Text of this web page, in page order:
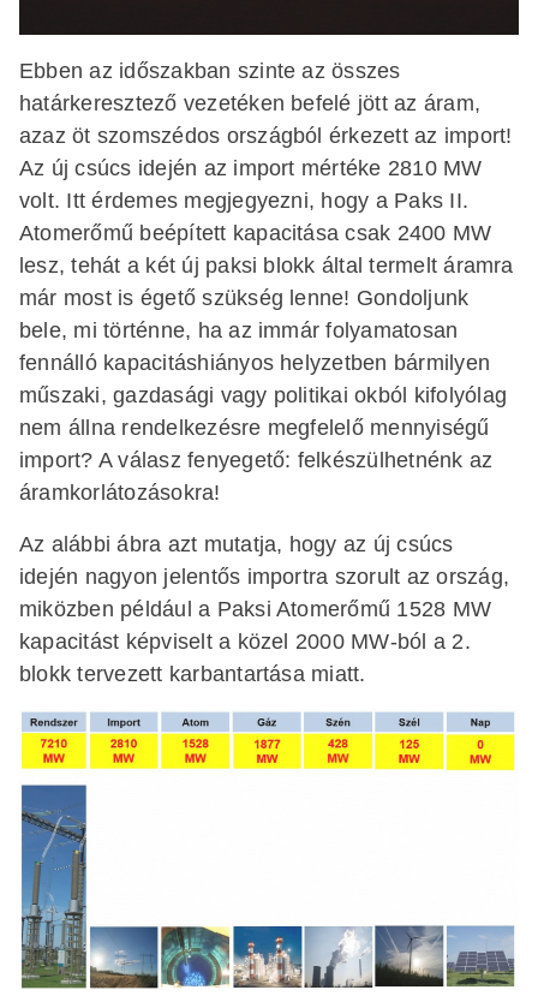
Ebben az időszakban szinte az összes
határkeresztező vezetéken befelé jött az áram,
azaz öt szomszédos országból érkezett az import!
Az új csúcs idején az import mértéke 2810 MW
volt. Itt érdemes megjegyezni, hogy a Paks II.
Atomerőmű beépített kapacitása csak 2400 MW
lesz, tehát a két új paksi blokk által termelt áramra
már most is égető szükség lenne! Gondoljunk
bele, mi történne, ha az immár folyamatosan
fennálló kapacitáshiányos helyzetben bármilyen
műszaki, gazdasági vagy politikai okból kifolyólag
nem állna rendelkezésre megfelelő mennyiségű
import? A válasz fenyegető: felkészülhetnénk az
áramkorlátozásokra!
Az alábbi ábra azt mutatja, hogy az új csúcs
idején nagyon jelentős importra szorult az ország,
miközben például a Paksi Atomerőmű 1528 MW
kapacitást képviselt a közel 2000 MW-ból a 2.
blokk tervezett karbantartása miatt.